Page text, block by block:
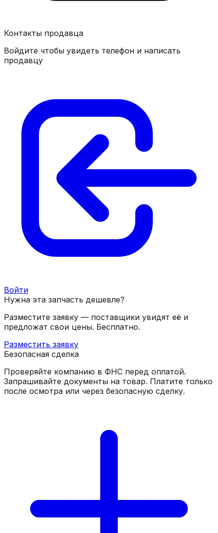
Контакты продавца
Войдите чтобы увидеть телефон и написать
продавцу
Войти
Нужна эта запчасть дешевле?
Разместите заявку — поставщики увидят её и
предложат свои цены. Бесплатно.
Разместить заявку
Безопасная сделка
Проверяйте компанию в ФНС перед оплатой.
Запрашивайте документы на товар. Платите только
после осмотра или через безопасную сделку.